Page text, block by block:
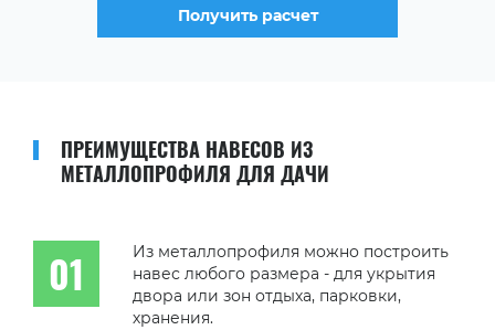
Получить расчет
ПРЕИМУЩЕСТВА НАВЕСОВ ИЗ
МЕТАЛЛОПРОФИЛЯ ДЛЯ ДАЧИ
Из металлопрофиля можно построить
навес любого размера - для укрытия
двора или зон отдыха, парковки,
хранения.